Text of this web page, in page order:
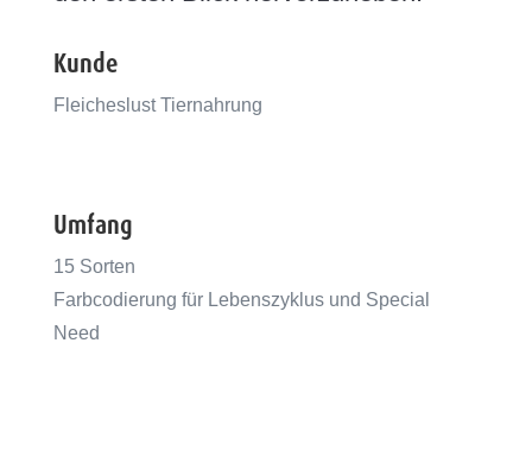
Kunde
Fleicheslust Tiernahrung
Umfang
15 Sorten
Farbcodierung für Lebenszyklus und Special
Need